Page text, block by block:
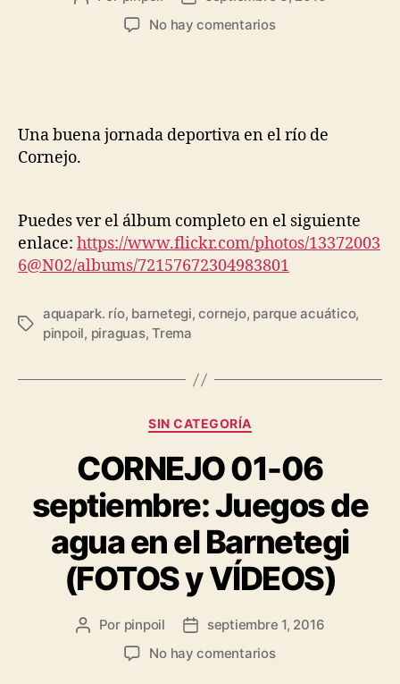
No hay comentarios
Una buena jornada deportiva en el río de
Cornejo.
Puedes ver el álbum completo en el siguiente
enlace: https://www.flickr.com/photos/13372003
6@N02/albums/72157672304983801
aquapark. río, barnetegi,cornejo, parque acuático,
pinpoil, piraguas,Trema
SIN CATEGORÍA
CORNEJO 01-06
septiembre: Juegos de
agua en el Barnetegi
(FOTOS y VÍDEOS)
Por pinpoil
septiembre 1, 2016
No hay comentarios